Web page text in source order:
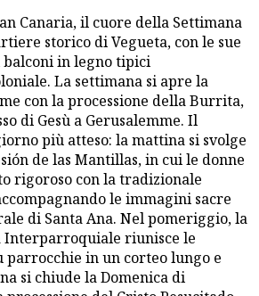
Canaria, il cuore della Settimana
storico di Vegueta, con le sue
in legno tipici
La settimana si apre la
con la processione della Burrita,
di Gesù a Gerusalemme. Il
più atteso: la mattina si svolge
de las Mantillas, in cui le donne
rigoroso con la tradizionale
le immagini sacre
di Santa Ana. Nel pomeriggio, la
Interparroquiale riunisce le
in un corteo lungo e
si chiude la Domenica di